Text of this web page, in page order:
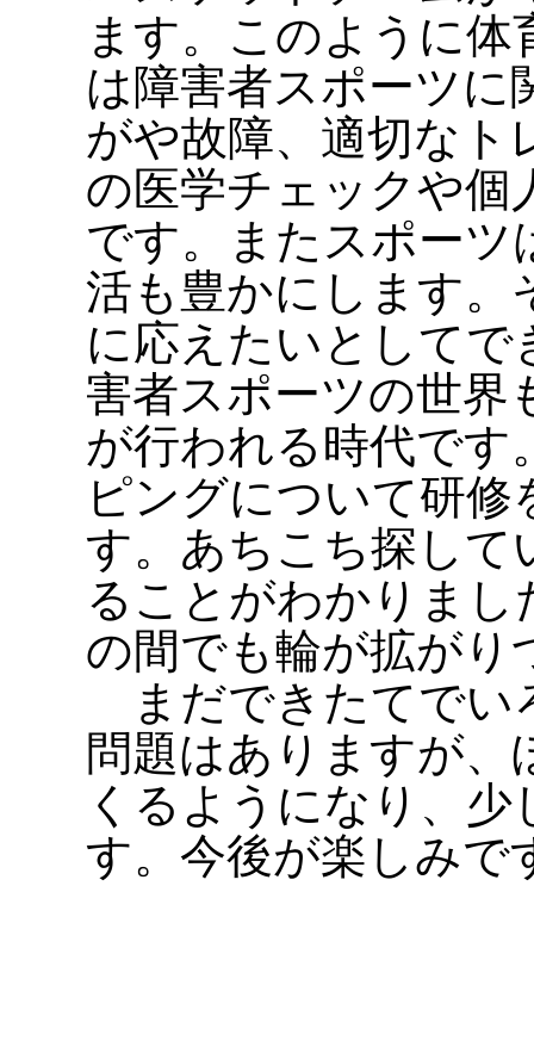
ます。このように
は障害者スポーツに
がや故障、適切なト
の医学チェックや個
です。またスポーツ
活も豊かにします。
に応えたいとして
害者スポーツの世界
が行われる時代です
ピングについて研
す。あちこち探して
ることがわかりま
の間でも輪が拡がり
まだできたてでい
問題はありますが
くるようになり、
す。今後が楽しみで